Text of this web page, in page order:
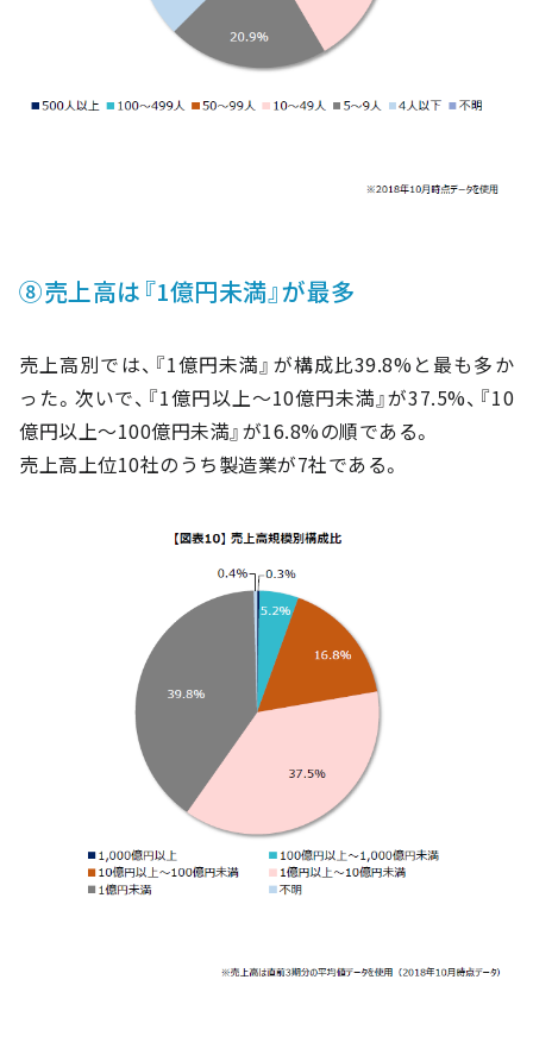
⑧売上高は『1億円未満』が最多
売上高別では、『1億円未満』が構成比39.8%と最も多か
った。次いで、『1億円以上～10億円未満』が37.5%、『10
億円以上～100億円未満』が16.8%の順である。
売上高上位10社のうち製造業が7社である。